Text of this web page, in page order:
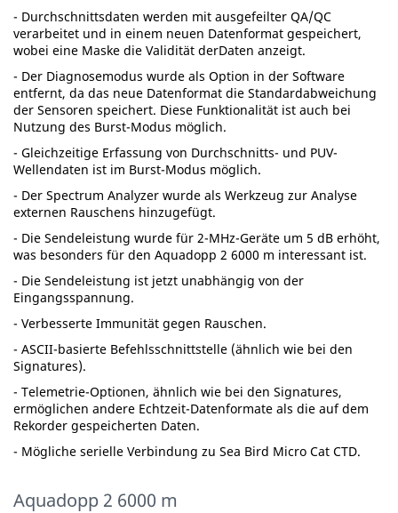
- Durchschnittsdaten werden mit ausgefeilter QA/QC
verarbeitet und in einem neuen Datenformat gespeichert,
wobei eine Maske die Validität derDaten anzeigt.
- Der Diagnosemodus wurde als Option in der Software
entfernt, da das neue Datenformat die Standardabweichung
der Sensoren speichert. Diese Funktionalität ist auch bei
Nutzung des Burst-Modus möglich.
- Gleichzeitige Erfassung von Durchschnitts- und PUV-
Wellendaten ist im Burst-Modus möglich.
- Der Spectrum Analyzer wurde als Werkzeug zur Analyse
externen Rauschens hinzugefügt.
- Die Sendeleistung wurde für 2-MHz-Geräte um 5 dB erhöht,
was besonders für den Aquadopp 2 6000 m interessant ist.
- Die Sendeleistung ist jetzt unabhängig von der
Eingangsspannung.
- Verbesserte Immunität gegen Rauschen.
- ASCII-basierte Befehlsschnittstelle (ähnlich wie bei den
Signatures).
- Telemetrie-Optionen, ähnlich wie bei den Signatures,
ermöglichen andere Echtzeit-Datenformate als die auf dem
Rekorder gespeicherten Daten.
- Mögliche serielle Verbindung zu Sea Bird Micro Cat CTD.
Aquadopp 2 6000 m